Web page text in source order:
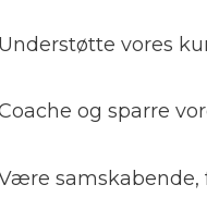
vores
og sparre
samskabende,